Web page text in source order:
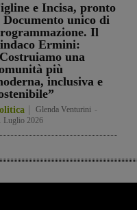
e Incisa, pronto
unico di
Il
Ermini:
una
più
inclusiva e
Glenda Venturini
Luglio 2026